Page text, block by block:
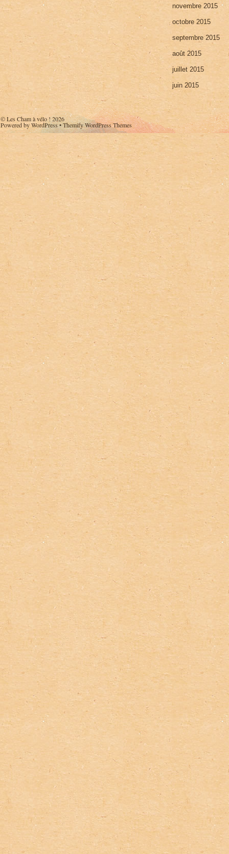
novembre 2015
octobre 2015
septembre 2015
août 2015
juillet 2015
juin 2015
©Les Cham à vélo !2026
Powered byWordPress•Themify WordPress Themes